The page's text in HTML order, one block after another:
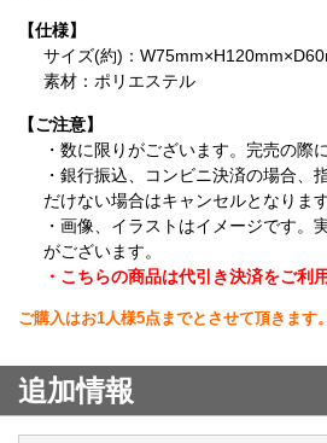
【仕様】
サイズ(約)：
素材：ポリエステル
【ご注意】
・数に限りがございます。完売の際
・銀行振込、コンビニ決済の場合、
だけない場合はキャンセルとなります
・画像、イラストはイメージです。
がございます。
・こちらの商品は代引き決済をご利
ご購入はお1人様5点までとさせて頂きます。
追加情報